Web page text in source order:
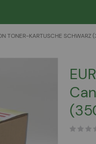
TONER-KARTUSCHE